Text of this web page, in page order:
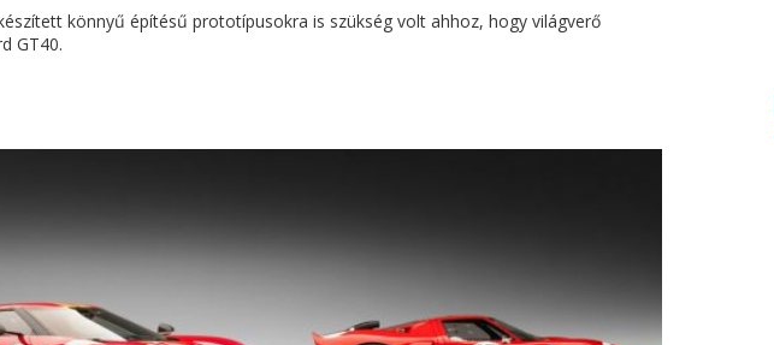
könnyű építésű prototípusokra is szükség volt ahhoz, hogy világverő
GT40.